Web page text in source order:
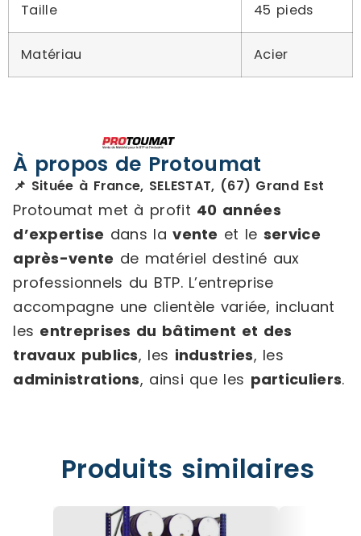
Taille 45 pieds
Matériau Acier
À propos de Protoumat
📌 Située à France, SELESTAT, (67) Grand Est
Protoumat met à profit 40 années
d’expertise dans lavente et le service
après-vente de matériel destiné aux
professionnels du BTP. L’entreprise
accompagne une clientèle variée, incluant
les entreprises du bâtiment et des
travaux publics, les industries, les
administrations, ainsi que les particuliers.
Produits similaires